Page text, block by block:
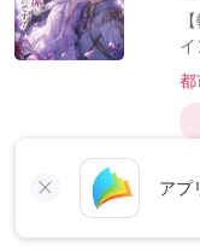
アプ
イン】 前世、彼
家
に
都